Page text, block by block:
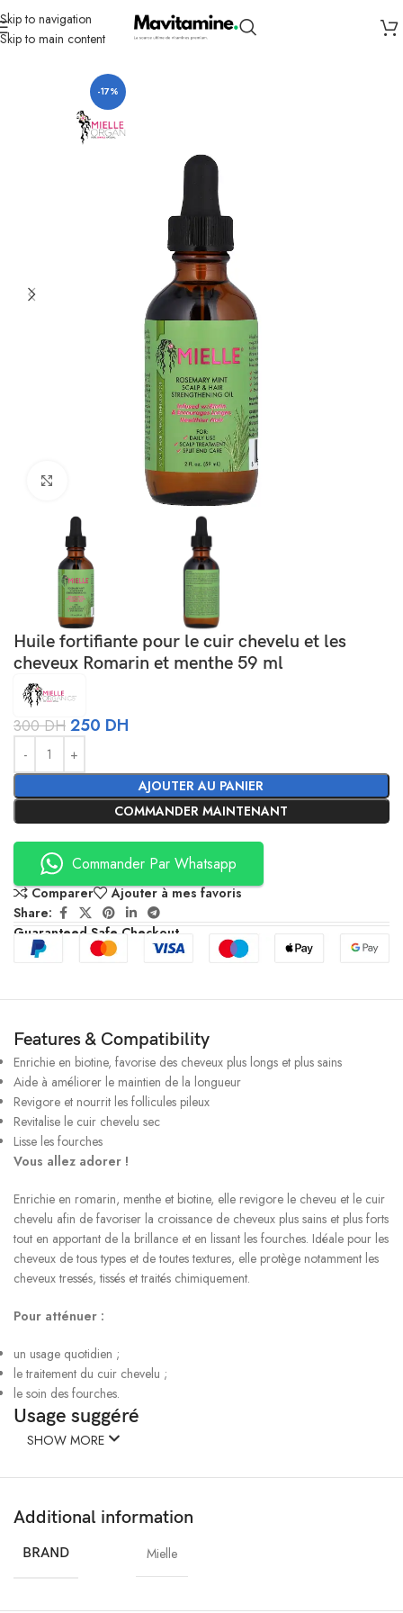
Skip to navigation
Skip to main content
Accueil Bains et soins personnels
-17%
Huile fortifiante pour le cuir chevelu et les
cheveux Romarin et menthe 59 ml
300DH 250 DH
AJOUTER AU PANIER
COMMANDER MAINTENANT
Alternative:
Commander Par Whatsapp
Comparer
Ajouter à mes favoris
Share:
Guaranteed Safe Checkout
Features & Compatibility
Enrichie en biotine, favorise des cheveux plus longs et plus sains
Aide à améliorer le maintien de la longueur
Revigore et nourrit les follicules pileux
Revitalise le cuir chevelu sec
Lisse les fourches
Vous allez adorer !
Enrichie en romarin, menthe et biotine, elle revigore le cheveu et le cuir
chevelu afin de favoriser la croissance de cheveux plus sains et plus forts
tout en apportant de la brillance et en lissant les fourches. Idéale pour les
cheveux de tous types et de toutes textures, elle protège notamment les
cheveux tressés, tissés et traités chimiquement.
Pour atténuer :
un usage quotidien ;
le traitement du cuir chevelu ;
le soin des fourches.
Usage suggéré
exposer le cuir chevelu. Appliquez une petite quantité d’huile sur le cuir
cheveux. Laissez agir et coiffez comme vous le souhaitez.
Usage quotidien :
Appliquez une petite quantité sur le cuir chevelu et
peignez jusqu’aux pointes.
SHOW MORE
Additional information
BRAND Mielle